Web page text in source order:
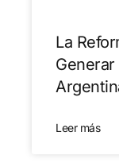
La
Leer más